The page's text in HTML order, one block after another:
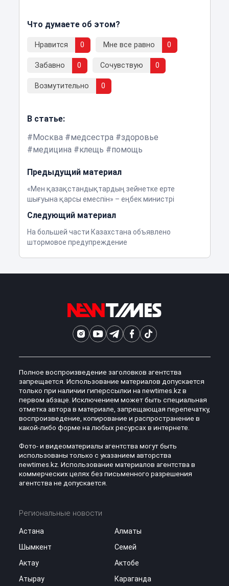
Что думаете об этом?
Нравится 0 Мне все равно 0
Забавно 0 Сочувствую 0
Возмутительно 0
В статье:
Москва
медсестра
здоровье
медицина
клещь помощь
Предыдущий материал
«Мен қазақстандықтардың зейнетке ерте
шығуына қарсы емеспін» – еңбек министрі
Следующий материал
На большей части Казахстана объявлено
штормовое предупреждение
Полное воспроизведение заголовков агентства
запрещается. Использование материалов допускается
только при наличии гиперссылки на newtimes.kz в
первом абзаце. Исключением может быть специальная
отметка автора в материале, запрещающая перепечатку,
воспроизведение, копирование и распространение в
какой-либо форме на любых ресурсах в интернете.
Фото- и видеоматериалы агентства могут быть
использованы только с указанием авторства
newtimes.kz. Использование материалов агентства в
коммерческих целях без письменного разрешения
агентства не допускается.
Региональные новости
Астана
Алматы
Шымкент
Семей
Актау
Актобе
Атырау
Караганда